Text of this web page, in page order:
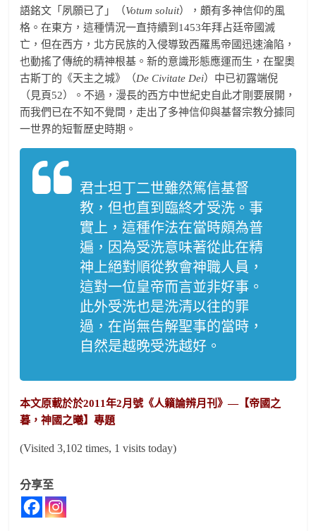
語銘文「夙願已了」（Votum soluit），頗有多神信仰的風
格。在東方，這種情況一直持續到1453年拜占廷帝國滅
亡，但在西方，北方民族的入侵導致西羅馬帝國迅速淪陷，
也動搖了傳統的精神根基。新的意識形態應運而生，在聖奧
古斯丁的《天主之城》（De Civitate Dei）中已初露端倪
（見頁52）。不過，漫長的西方中世紀史自此才剛要展開，
而我們已在不知不覺間，走出了多神信仰與基督宗教分據同
一世界的短暫歷史時期。
君士坦丁二世雖然篤信基督
教，但也直到臨終才受洗。事
實上，這種作法在當時頗為普
遍，因為受洗意味著從此在精
神上絕對順從教會神職人員，
這對一位皇帝而言並非好事。
此外受洗也是洗清以往的罪
過，在尚無告解聖事的當時，
自然是越晚受洗越好。
本文原載於於2011年2月號《人籟論辨月刊》—【帝國之
暮，神國之曦】專題
(Visited 3,102 times, 1 visits today)
分享至